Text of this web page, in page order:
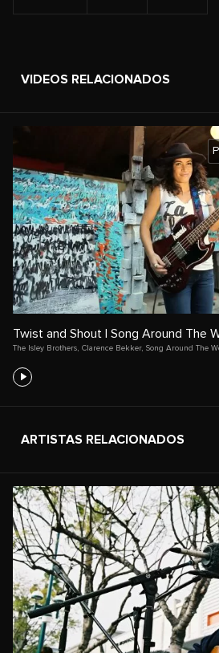
VIDEOS RELACIONADOS
Twist and Shout | Song Around The
The Isley Brothers Clarence Bekker, Song Around The
ARTISTAS RELACIONADOS